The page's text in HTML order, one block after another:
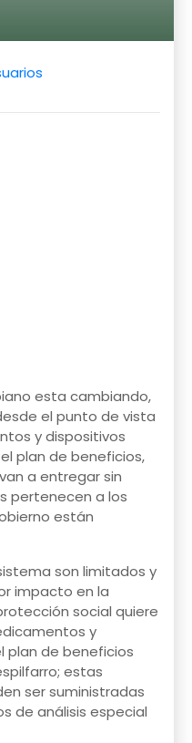
esta cambiando,
el punto de vista
y dispositivos
plan de beneficios,
a entregar sin
pertenecen a los
están
son limitados y
impacto en la
social quiere
y
plan de beneficios
estas
ser suministradas
de análisis especial